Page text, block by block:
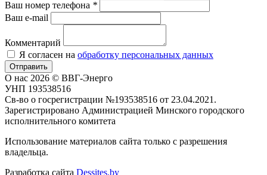
Ваш номер телефона *
Ваш e-mail
Комментарий
Я согласен на обработку персональных данных
Отправить
О нас 2026 © ВВГ-Энерго
УНП 193538516
Св-во о госрегистрации №193538516 от 23.04.2021.
Зарегистрировано Администрацией Минского городского
исполнительного комитета
Использование материалов сайта только с разрешения
владельца.
Разработка сайта Dessites.by